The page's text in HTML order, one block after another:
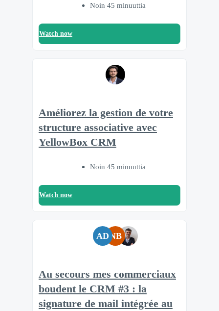
Noin 45 minuuttia
Watch now
Améliorez la gestion de votre
structure associative avec
YellowBox CRM
Noin 45 minuuttia
Watch now
AD NB
Au secours mes commerciaux
boudent le CRM #3 : la
signature de mail intégrée au